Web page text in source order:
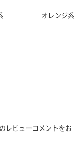
オレンジ系
レビューコメントをお